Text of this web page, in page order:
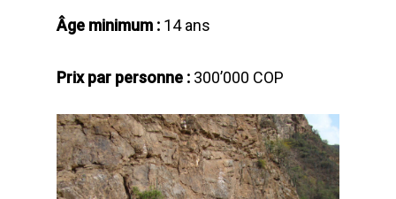
Âge minimum : 14 ans
Prix par personne : 300’000 COP